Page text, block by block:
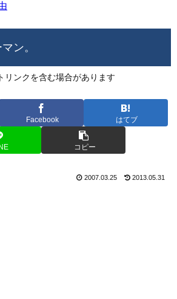
ン。
リンクを含む場合があります
Facebook はてブ
コピー
2007.03.25 2013.05.31